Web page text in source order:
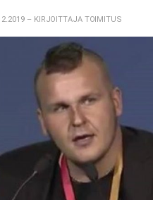
– KIRJOITTAJA TOIMITUS